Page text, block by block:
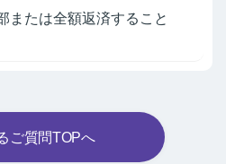
または全額返済すること
ご質問TOPへ